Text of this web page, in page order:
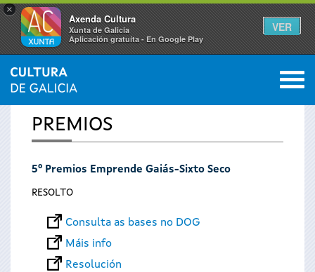
×
Axenda Cultura
Xunta de Galicia
Aplicación gratuíta - En Google Play
VER
Vostede
está
aquí
INICIO 0
PREMIOS
5º Premios Emprende Gaiás-Sixto Seco
RESOLTO
Consulta as bases no DOG
Máis info
Resolución